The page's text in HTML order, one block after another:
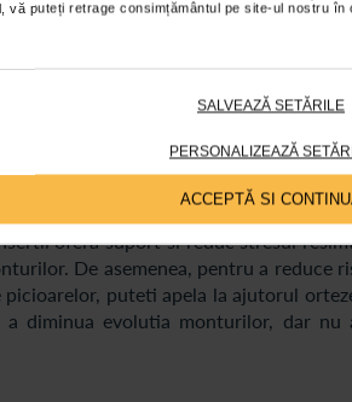
vă puteți retrage consimțământul pe site-ul nostru în
SALVEAZĂ SETĂRILE
PERSONALIZEAZĂ
ACCEPTĂ SI
este unul lent, este bine ca
faceti radiografii care sa permita
necesar in functie de caz. Forma
care au monturi. Este ideal sa
varf ascutit si cu toc, pentru ca
insertii care sa amortizeze
ofera suport si reduc stresul
De asemenea, pentru a reduce
puteti apela la ajutorul
diminua evolutia monturilor, dar nu